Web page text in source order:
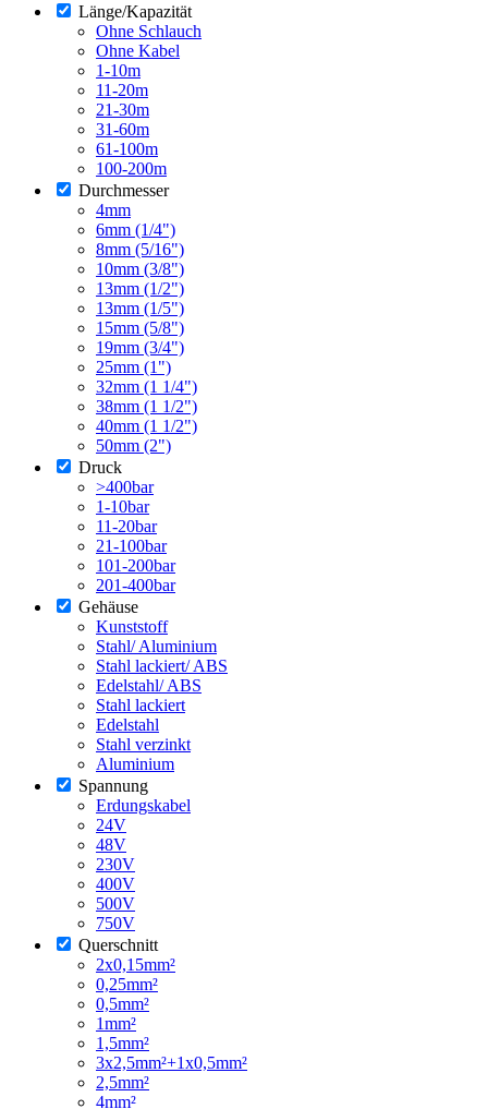
Länge/Kapazität
Ohne Schlauch
Ohne Kabel
1-10m
11-20m
21-30m
31-60m
61-100m
100-200m
Durchmesser
4mm
6mm (1/4")
8mm (5/16")
10mm (3/8")
13mm (1/2")
13mm (1/5")
15mm (5/8")
19mm (3/4")
25mm (1")
32mm (1 1/4")
38mm (1 1/2")
40mm (1 1/2")
50mm (2")
Druck
>400bar
1-10bar
11-20bar
21-100bar
101-200bar
201-400bar
Gehäuse
Kunststoff
Stahl/ Aluminium
Stahl lackiert/ ABS
Edelstahl/ ABS
Stahl lackiert
Edelstahl
Stahl verzinkt
Aluminium
Spannung
Erdungskabel
24V
48V
230V
400V
500V
750V
Querschnitt
2x0,15mm²
0,25mm²
0,5mm²
1mm²
1,5mm²
3x2,5mm²+1x0,5mm²
2,5mm²
4mm²